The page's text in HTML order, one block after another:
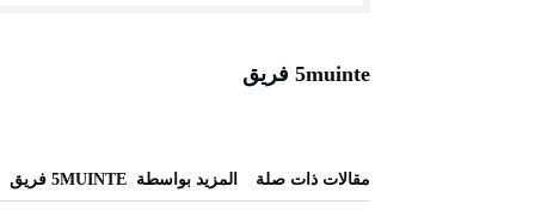
5muinte فريق
‫مقالات ذات صلة‬ ‫‫المزيد بواسطة‬ ‬ 5MUINTE فريق